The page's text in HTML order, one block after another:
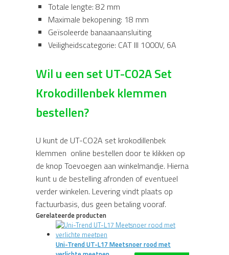
Totale lengte: 82 mm
Maximale bekopening: 18 mm
Geïsoleerde banaanaansluiting
Veiligheidscategorie: CAT III 1000V, 6A
Wil u een set UT-C02A Set
Krokodillenbek klemmen
bestellen?
U kunt de UT-CO2A set krokodillenbek
klemmen online bestellen door te klikken op
de knop Toevoegen aan winkelmandje. Hierna
kunt u de bestelling afronden of eventueel
verder winkelen. Levering vindt plaats op
factuurbasis, dus geen betaling vooraf.
Gerelateerde producten
Uni-Trend UT-L17 Meetsnoer rood met